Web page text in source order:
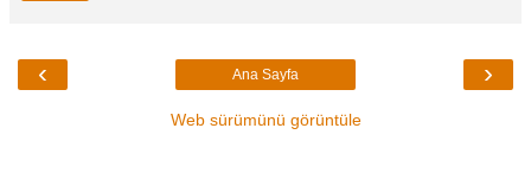
‹ ›
Ana Sayfa
Web sürümünü görüntüle